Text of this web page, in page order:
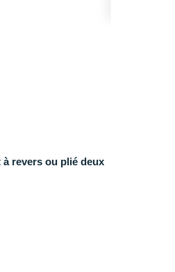
revers ou plié deux